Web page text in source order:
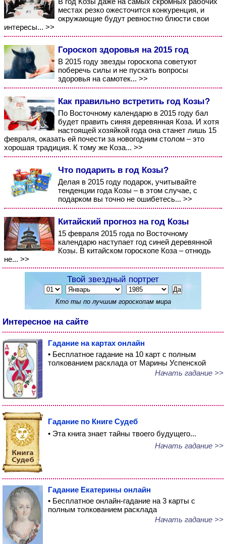
местах резко ожесточится конкуренция, и
окружающие будут ревностно блюсти свои
интересы... >>
Гороскоп здоровья на 2015 год
В 2015 году звезды гороскопа советуют
поберечь силы и не пускать вопросы
здоровья на самотек... >>
Как правильно встретить год Козы?
По Восточному календарю в 2015 году бал
будет править синяя деревянная Коза. И хотя
настоящей хозяйкой года она станет лишь 15
февраля, оказать ей почести за новогодним столом – это
хорошая традиция. К тому же Коза... >>
Что подарить в год Козы?
Делая в 2015 году подарок, учитывайте
тенденции года Козы – в этом случае, с
подарком вы точно не ошибетесь... >>
Китайский прогноз на год Козы
15 февраля 2015 года по Восточному
календарю наступает год синей деревянной
Козы. В китайском гороскопе Коза – отнюдь
не... >>
Твой звездный портрет
Кто ты по лучшим гороскопам мира
Интересное на сайте
Гадание на картах онлайн
• Бесплатное гадание на 10 карт с полным
толкованием расклада от Марины Успенской
Начать гадание >>
Гадание по Книге Судеб
• Эта книга знает тайны твоего будущего...
Начать гадание >>
Гадание Екатерины онлайн
• Бесплатное онлайн-гадание на 3 карты с
полным толкованием расклада
Начать гадание >>